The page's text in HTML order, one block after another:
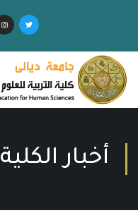
أخبار الكلية